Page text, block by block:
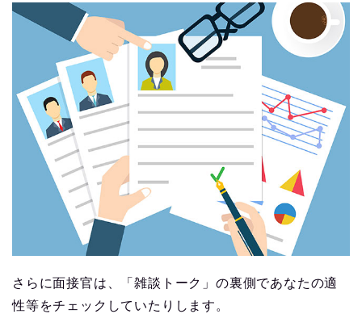
さらに面接官は、「雑談トーク」の裏側であなたの適
性等をチェックしていたりします。